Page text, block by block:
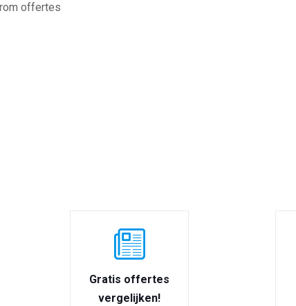
offertes
Gratis offertes
vergelijken!